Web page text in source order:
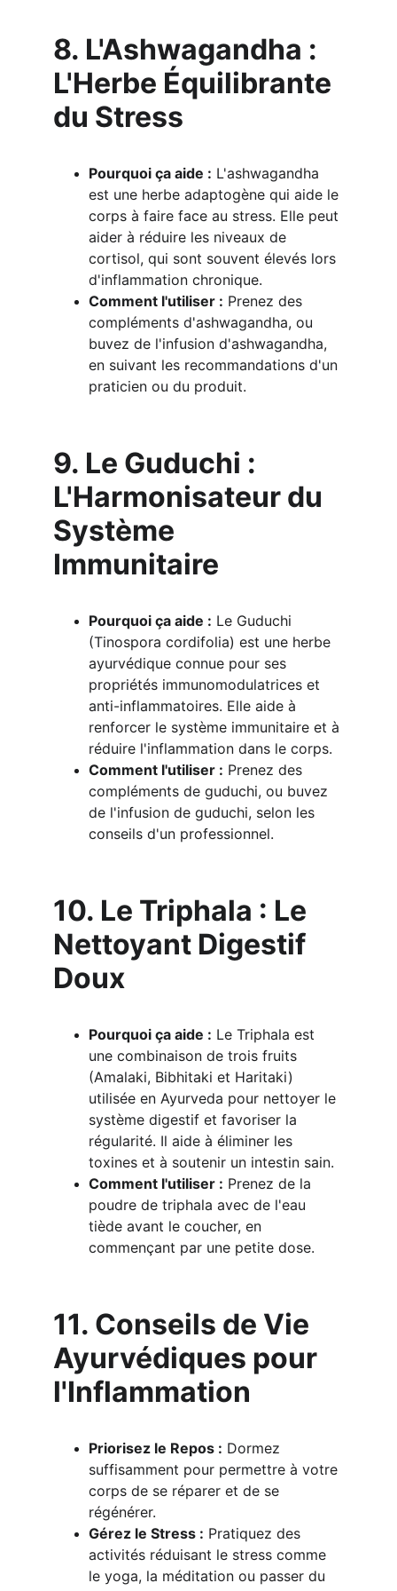
8. L'Ashwagandha :
L'Herbe Équilibrante
du Stress
Pourquoi ça aide : L'ashwagandha
est une herbe adaptogène qui aide le
corps à faire face au stress. Elle peut
aider à réduire les niveaux de
cortisol, qui sont souvent élevés lors
d'inflammation chronique.
Comment l'utiliser : Prenez des
compléments d'ashwagandha, ou
buvez de l'infusion d'ashwagandha,
en suivant les recommandations d'un
praticien ou du produit.
9. Le Guduchi :
L'Harmonisateur du
Système
Immunitaire
Pourquoi ça aide : Le Guduchi
(Tinospora cordifolia) est une herbe
ayurvédique connue pour ses
propriétés immunomodulatrices et
anti-inflammatoires. Elle aide à
renforcer le système immunitaire et à
réduire l'inflammation dans le corps.
Comment l'utiliser : Prenez des
compléments de guduchi, ou buvez
de l'infusion de guduchi, selon les
conseils d'un professionnel.
10. Le Triphala : Le
Nettoyant Digestif
Doux
Pourquoi ça aide : Le Triphala est
une combinaison de trois fruits
(Amalaki, Bibhitaki et Haritaki)
utilisée en Ayurveda pour nettoyer le
système digestif et favoriser la
régularité. Il aide à éliminer les
toxines et à soutenir un intestin sain.
Comment l'utiliser : Prenez de la
poudre de triphala avec de l'eau
tiède avant le coucher, en
commençant par une petite dose.
11. Conseils de Vie
Ayurvédiques pour
l'Inflammation
Priorisez le Repos : Dormez
suffisamment pour permettre à votre
corps de se réparer et de se
régénérer.
Gérez le Stress : Pratiquez des
activités réduisant le stress comme
le yoga, la méditation ou passer du